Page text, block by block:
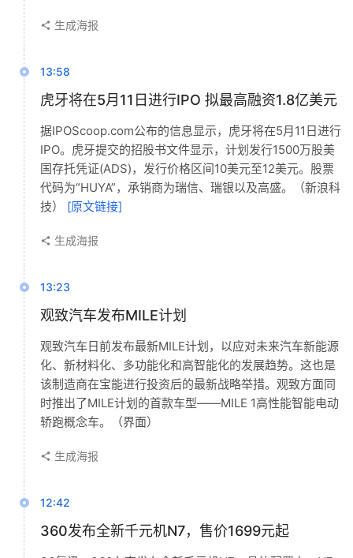
生成海报
13:58
虎牙将在5月11日进行IPO 拟最高融资1.8亿美元
据IPOScoop.com公布的信息显示，虎牙将在5月11日进行
IPO。虎牙提交的招股书文件显示，计划发行1500万股美
国存托凭证(ADS)，发行价格区间10美元至12美元。股票
代码为“HUYA”，承销商为瑞信、瑞银以及高盛。（新浪科
技） [原文链接]
生成海报
13:23
观致汽车发布MILE计划
观致汽车日前发布最新MILE计划，以应对未来汽车新能源
化、新材料化、多功能化和高智能化的发展趋势。这也是
该制造商在宝能进行投资后的最新战略举措。观致方面同
时推出了MILE计划的首款车型——MILE 1高性能智能电动
轿跑概念车。（界面）
生成海报
12:42
360发布全新千元机N7，售价1699元起